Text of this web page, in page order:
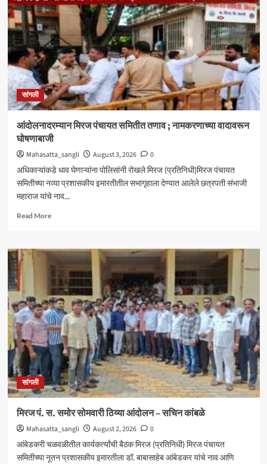
हॉस्पिटलचा
समावेश
;
दक्षिण
महाराष्ट्रातील
CGHS
लाभार्थ्यांना
मोठा
दिलासा
सांगली
आंदोलनादरम्यान मिरज पंचायत समितीत तणाव ; नामकरणाच्या वादावरून
घोषणाबाजी
Mahasatta_sangli August 3, 2026
0
अधिकाऱ्यांकडे धाव घेणाऱ्यांना पोलिसांनी रोखले मिरज (प्रतिनिधी)मिरज पंचायत
समितीच्या नव्या प्रशासकीय इमारतीतील सभागृहाला देण्यात आलेले छत्रपती संभाजी
महाराज यांचे नाव...
Read MoreRead
आंदोलनादरम्यान
पंचायत
समितीत
तणाव
;
नामकरणाच्या
वादावरून
घोषणाबाजी
सांगली
मिरज पं. स. समोर सोमवारी ठिय्या आंदोलन – सचिन कांबळे
Mahasatta_sangli August 2, 2026
0
आंबेडकरी चळवळीतील कार्यकर्त्यांची बैठक मिरज (प्रतिनिधी) मिरज पंचायत
समितीच्या नूतन प्रशासकीय इमारतीला डॉ. बाबासाहेब आंबेडकर यांचे नाव आणि